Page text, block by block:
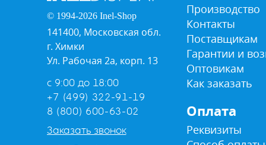
© 1994-2026 Inel-Shop
141400, Московская обл.
г. Химки
Ул. Рабочая 2а, корп. 13
с 9:00 до 18:00
+7 (499) 322-91-19
8 (800) 600-63-02
Заказать звонок
Производство
Контакты
Поставщикам
Гарантии и
Оптовикам
Как заказать
Оплата
Реквизиты